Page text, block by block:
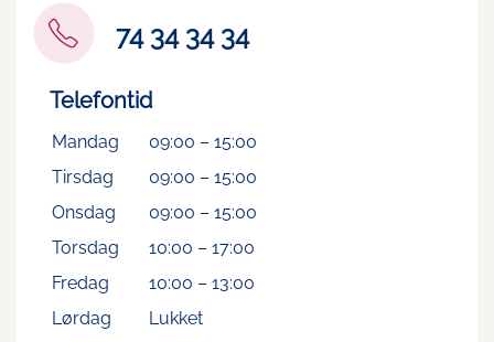
74 34 34 34
Telefontid
Mandag 09:00 – 15:00
Tirsdag
09:00 – 15:00
Onsdag
09:00 – 15:00
Torsdag
10:00 – 17:00
Fredag
10:00 – 13:00
Lørdag
Lukket